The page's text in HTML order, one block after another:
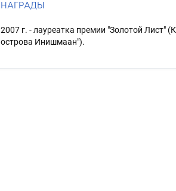
НАГРАДЫ
2007 г. - лауреатка премии "Золотой Лист"
острова Инишмаан").